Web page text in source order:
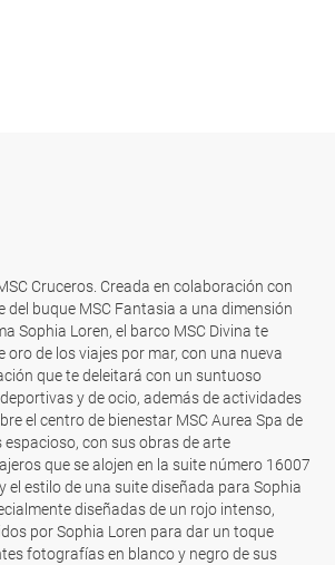
Cruceros. Creada en colaboración con
buque MSC Fantasia a una dimensión
Sophia Loren, el barco MSC Divina te
de los viajes por mar, con una nueva
que te deleitará con un suntuoso
y de ocio, además de actividades
el centro de bienestar MSC Aurea Spa de
espacioso, con sus obras de arte
que se alojen en la suite número 16007
estilo de una suite diseñada para Sophia
diseñadas de un rojo intenso,
por Sophia Loren para dar un toque
fotografías en blanco y negro de sus